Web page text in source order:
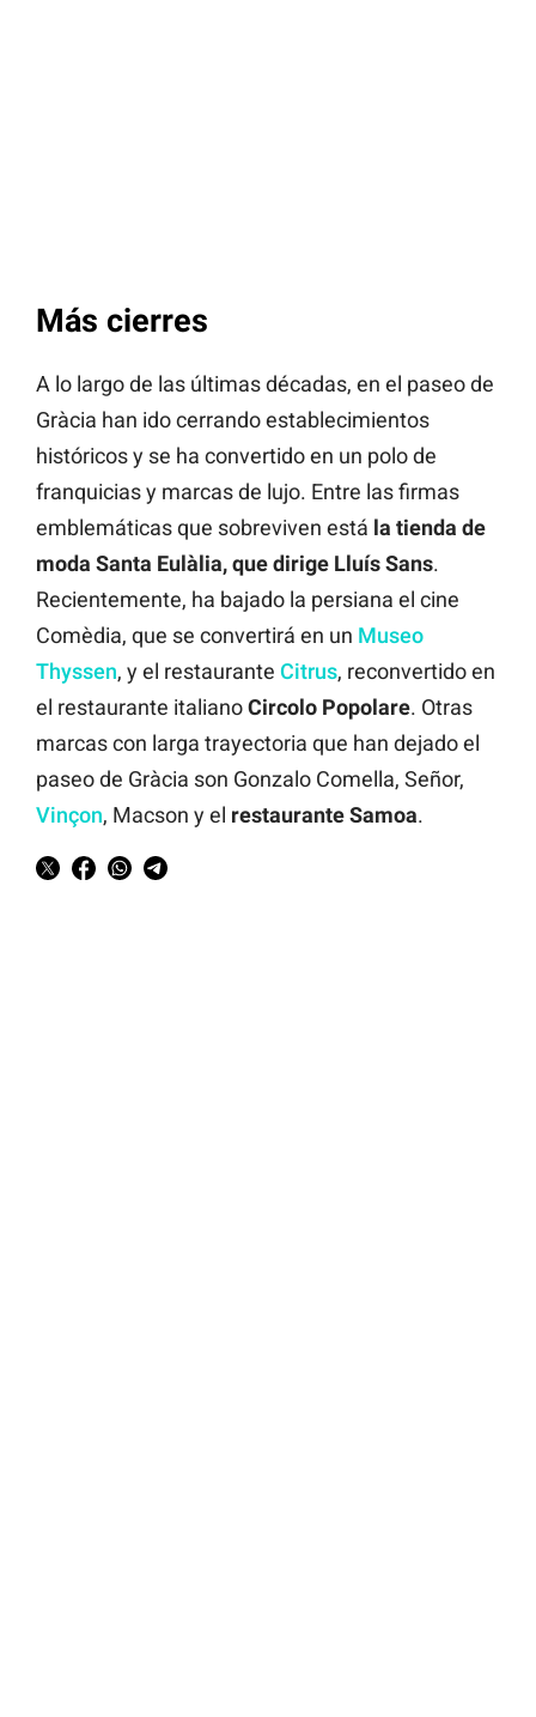
Más cierres
A lo largo de las últimas décadas, en el paseo de
Gràcia han ido cerrando establecimientos
históricos y se ha convertido en un polo de
franquicias y marcas de lujo. Entre las firmas
emblemáticas que sobreviven está la tienda de
moda Santa Eulàlia, que dirige Lluís Sans.
Recientemente, ha bajado la persiana el cine
Comèdia, que se convertirá en un Museo
Thyssen, y el restaurante Citrus, reconvertido en
el restaurante italianoCircolo Popolare. Otras
marcas con larga trayectoria que han dejado el
paseo de Gràcia son Gonzalo Comella, Señor,
Vinçon, Macson y el restaurante Samoa.